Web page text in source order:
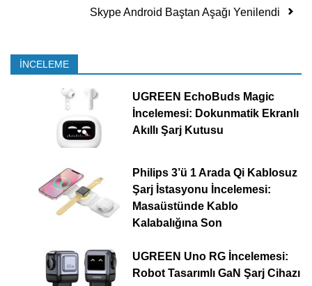
Skype Android Baştan Aşağı Yenilendi
İNCELEME
UGREEN EchoBuds Magic
İncelemesi: Dokunmatik Ekranlı
Akıllı Şarj Kutusu
Philips 3’ü 1 Arada Qi Kablosuz
Şarj İstasyonu İncelemesi:
Masaüstünde Kablo
Kalabalığına Son
UGREEN Uno RG İncelemesi:
Robot Tasarımlı GaN Şarj Cihazı